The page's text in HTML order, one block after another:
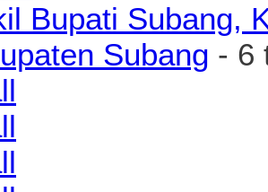
Bupati Subang,
Subang - 6